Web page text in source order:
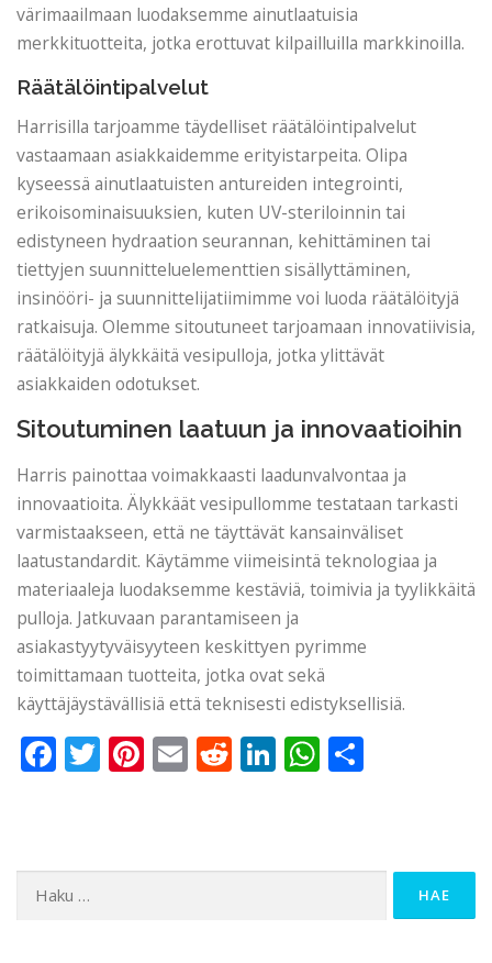
värimaailmaan luodaksemme ainutlaatuisia
merkkituotteita, jotka erottuvat kilpailluilla markkinoilla.
Räätälöintipalvelut
Harrisilla tarjoamme täydelliset räätälöintipalvelut
vastaamaan asiakkaidemme erityistarpeita. Olipa
kyseessä ainutlaatuisten antureiden integrointi,
erikoisominaisuuksien, kuten UV-steriloinnin tai
edistyneen hydraation seurannan, kehittäminen tai
tiettyjen suunnitteluelementtien sisällyttäminen,
insinööri- ja suunnittelijatiimimme voi luoda räätälöityjä
ratkaisuja. Olemme sitoutuneet tarjoamaan innovatiivisia,
räätälöityjä älykkäitä vesipulloja, jotka ylittävät
asiakkaiden odotukset.
Sitoutuminen laatuun ja innovaatioihin
Harris painottaa voimakkaasti laadunvalvontaa ja
innovaatioita. Älykkäät vesipullomme testataan tarkasti
varmistaakseen, että ne täyttävät kansainväliset
laatustandardit. Käytämme viimeisintä teknologiaa ja
materiaaleja luodaksemme kestäviä, toimivia ja tyylikkäitä
pulloja. Jatkuvaan parantamiseen ja
asiakastyytyväisyyteen keskittyen pyrimme
toimittamaan tuotteita, jotka ovat sekä
käyttäjäystävällisiä että teknisesti edistyksellisiä.
Facebook
Twitter
Pinterest
EmailReddit
LinkedIn
WhatsApp
Haku: